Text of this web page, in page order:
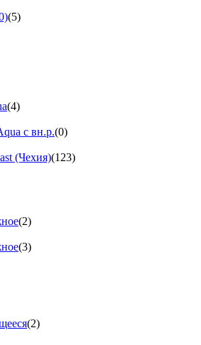
(5)
(4)
с вн.р.(0)
(Чехия)(123)
(2)
(3)
(2)